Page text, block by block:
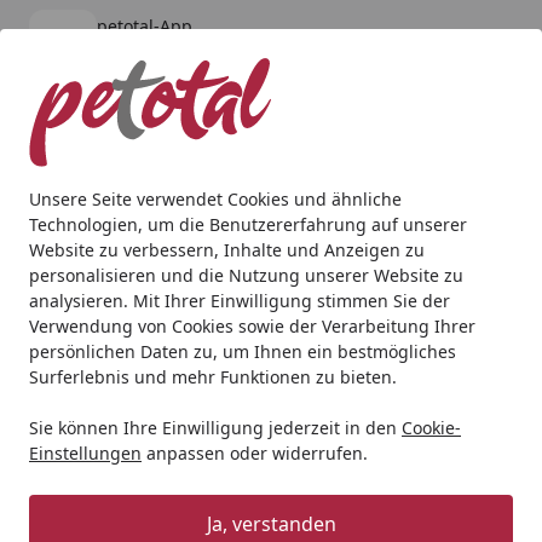
Unsere Seite verwendet Cookies und ähnliche
Technologien, um die Benutzererfahrung auf unserer
Website zu verbessern, Inhalte und Anzeigen zu
personalisieren und die Nutzung unserer Website zu
analysieren. Mit Ihrer Einwilligung stimmen Sie der
Verwendung von Cookies sowie der Verarbeitung Ihrer
persönlichen Daten zu, um Ihnen ein bestmögliches
Surferlebnis und mehr Funktionen zu bieten.
Sie können Ihre Einwilligung jederzeit in den Cookie-
Einstellungen anpassen oder widerrufen.
Ja, verstanden
petotal-App
kostenlos - Im App Store
Alle Produkte
Mein Konto
Suchen
Hund